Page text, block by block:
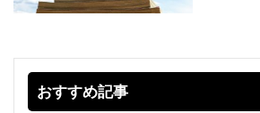
おすすめ記事